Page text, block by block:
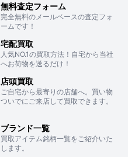
無料査定フォーム
完全無料のメールベースの査定フォ
ームです！
宅配買取
人気NO.1の買取方法！自宅から当社
へお荷物を送るだけ！
店頭買取
ご自宅から最寄りの店舗へ。買い物
ついでにご来店して買取できます。
ブランド一覧
買取アイテム銘柄一覧をご紹介いた
します。